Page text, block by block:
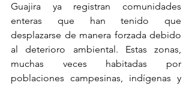
Guajira ya registran comunidades
enteras que han tenido que
desplazarse de manera forzada debido
al deterioro ambiental. Estas zonas,
muchas veces habitadas por
poblaciones campesinas, indígenas y